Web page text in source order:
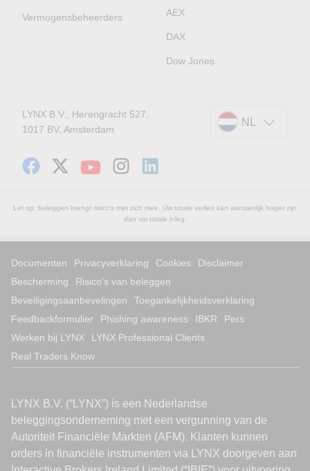
Vermogensbeheerders AEX
DAX
Dow Jones
LYNX B.V., Herengracht 527,
1017 BV, Amsterdam
NL
Let op: beleggen brengt risico's met zich mee. Uw totale verlies kan aanzienlijk hoger zijn
dan uw totale inleg.
Documenten Privacyverklaring Cookies
Disclaimer
Bescherming
Risico’s van beleggen
Beveiligingsaanbevelingen
Toegankelijkheidsverklaring
Feedbackformulier
Phishing awareness IBKR
Pers
Werken bij LYNX
LYNX Professional Clients
Real Traders Know